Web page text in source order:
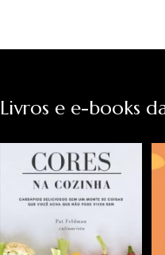
Livros e e-books